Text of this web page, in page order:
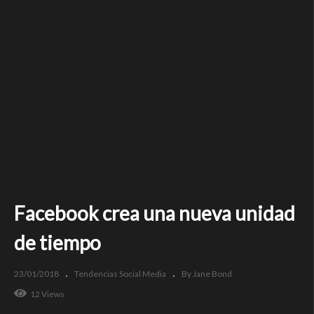
Facebook crea una nueva unidad
de tiempo
23/01/2018 Tendencias Social Media
By Jane Bond
12 Views